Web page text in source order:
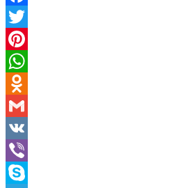
Facebook
Twitter
Pinterest
WhatsApp
Odnoklassniki
Gmail
VK
Viber